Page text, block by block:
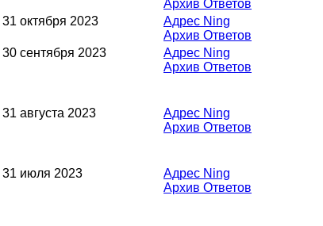
Архив Ответов
31 октября 2023
Адрес Ning
Архив Ответов
30 сентября 2023
Адрес Ning
Архив Ответов
31 августа 2023
Адрес Ning
Архив Ответов
31 июля 2023
Адрес Ning
Архив Ответов